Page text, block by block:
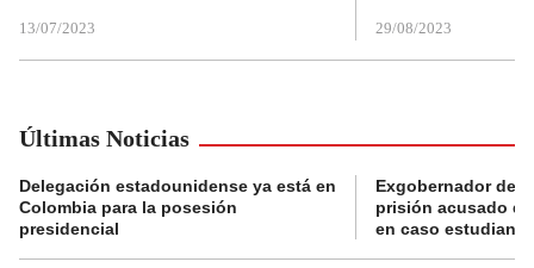
13/07/2023 29/08/2023
Últimas Noticias
Delegación estadounidense ya está en
Colombia para la posesión
presidencial
Exgobernador de
prisión acusado
en caso